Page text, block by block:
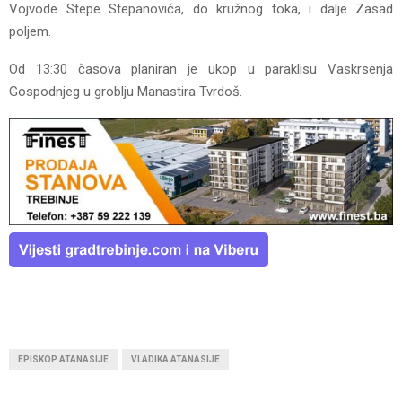
Vojvode Stepe Stepanovića, do kružnog toka, i dalje Zasad
poljem.
Od 13:30 časova planiran je ukop u paraklisu Vaskrsenja
Gospodnjeg u groblju Manastira Tvrdoš.
EPISKOP ATANASIJE VLADIKA ATANASIJE